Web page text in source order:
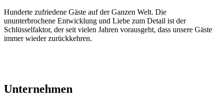
Hunderte zufriedene Gäste auf der Ganzen Welt. Die
ununterbrochene Entwicklung und Liebe zum Detail ist der
Schlüsselfaktor, der seit vielen Jahren vorausgeht, dass unsere Gäste
immer wieder zurückkehren.
Unternehmen